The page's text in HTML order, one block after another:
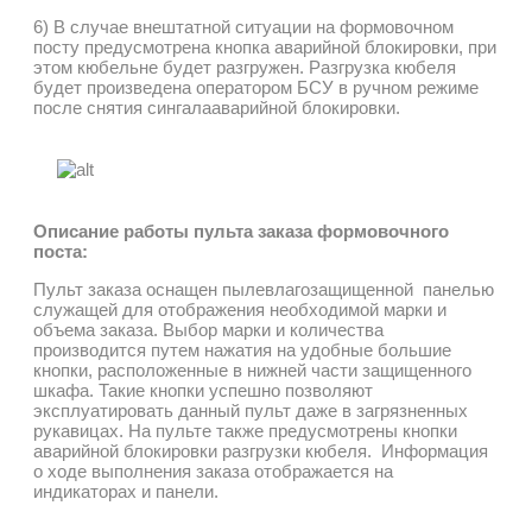
6) В случае внештатной ситуации на формовочном
посту предусмотрена кнопка аварийной блокировки, при
этом кюбельне будет разгружен. Разгрузка кюбеля
будет произведена оператором БСУ в ручном режиме
после снятия сингалааварийной блокировки.
Описание работы пульта заказа формовочного
поста:
Пульт заказа оснащен пылевлагозащищенной панелью
служащей для отображения необходимой марки и
объема заказа. Выбор марки и количества
производится путем нажатия на удобные большие
кнопки, расположенные в нижней части защищенного
шкафа. Такие кнопки успешно позволяют
эксплуатировать данный пульт даже в загрязненных
рукавицах. На пульте также предусмотрены кнопки
аварийной блокировки разгрузки кюбеля. Информация
о ходе выполнения заказа отображается на
индикаторах и панели.